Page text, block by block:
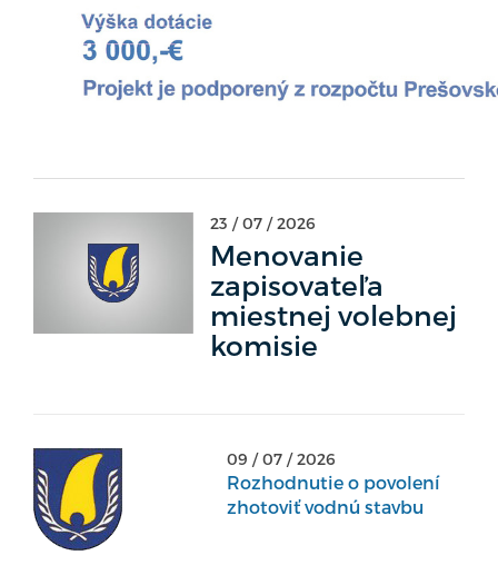
23 / 07 / 2026
Menovanie
zapisovateľa
miestnej volebnej
komisie
09 / 07 / 2026
Rozhodnutie o povolení
zhotoviť vodnú stavbu